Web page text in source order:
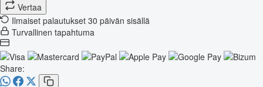
Vertaa
Ilmaiset palautukset 30 päivän sisällä
Turvallinen tapahtuma
Share: